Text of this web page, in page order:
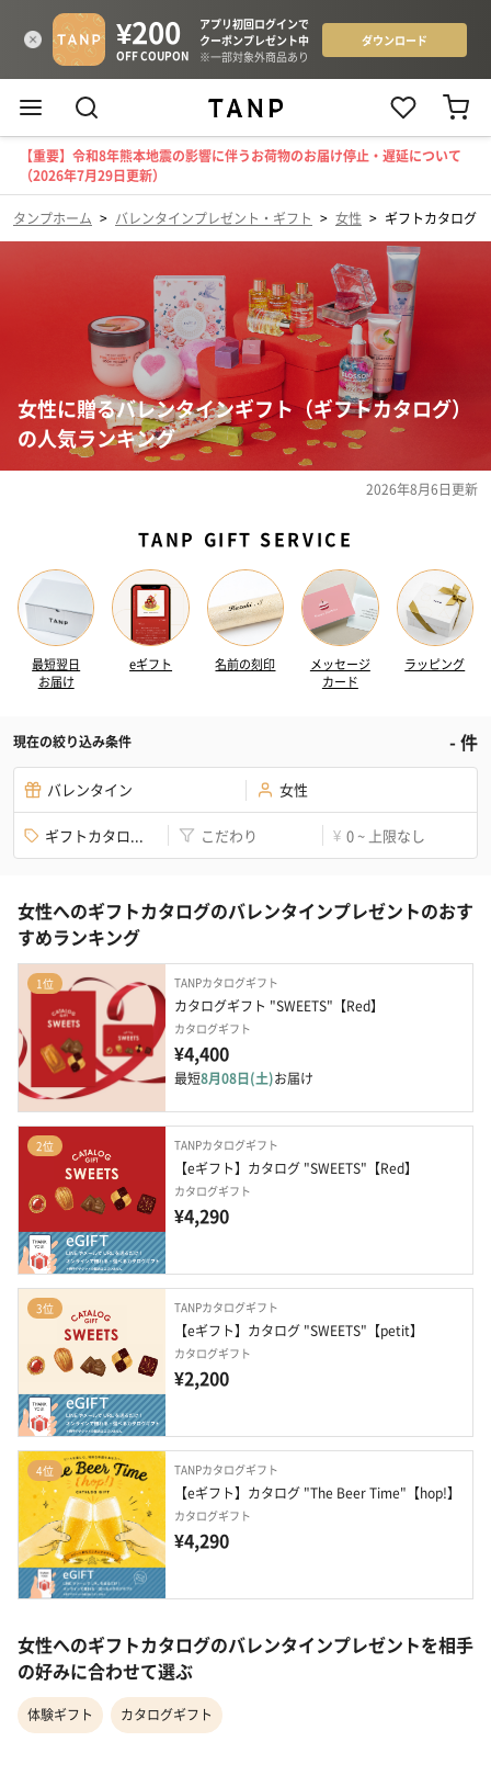
【重要】令和8年熊本地震の影響に伴うお荷物のお届け停止・遅延について
（2026年7月29日更新）
タンプホーム > バレンタインプレゼント・ギフト > 女性 > ギフトカタログ
女性に贈るバレンタインギフト（ギフトカタログ）
の人気ランキング
2026年8月6日更新
TANP GIFT SERVICE
最短翌日
お届け
eギフト 名前の刻印
メッセージ
カード
ラッピング
現在の絞り込み条件 -件
バレンタイン 女性
ギフトカタロ... こだわり ¥ 0 ~ 上限なし
女性へのギフトカタログのバレンタインプレゼントのおす
すめランキング
1位 TANPカタログギフト
カタログギフト "SWEETS"【Red】
カタログギフト
¥4,400
最短8月08日(土)お届け
2位 TANPカタログギフト
【eギフト】カタログ "SWEETS"【Red】
カタログギフト
¥4,290
3位 TANPカタログギフト
【eギフト】カタログ "SWEETS"【petit】
カタログギフト
¥2,200
4位 TANPカタログギフト
【eギフト】カタログ "The Beer Time"【hop!】
カタログギフト
¥4,290
女性へのギフトカタログのバレンタインプレゼントを相手
の好みに合わせて選ぶ
体験ギフト カタログギフト